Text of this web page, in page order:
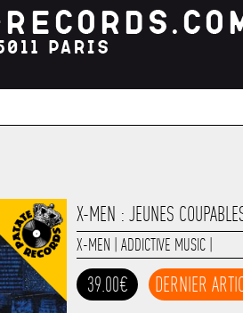
X-MEN : JEUNES
X-MEN ADDICTIVE MUSIC
39.00€ DERNIER